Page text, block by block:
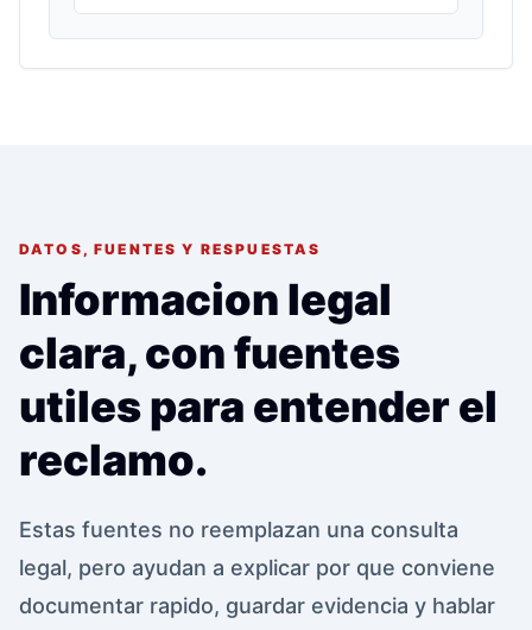
DATOS, FUENTES Y RESPUESTAS
Informacion legal
clara, con fuentes
utiles para entender el
reclamo.
Estas fuentes no reemplazan una consulta
legal, pero ayudan a explicar por que conviene
documentar rapido, guardar evidencia y hablar